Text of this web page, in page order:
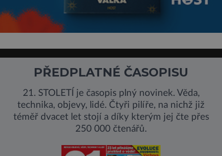
PŘEDPLATNÉ ČASOPISU
21. STOLETÍ je časopis plný novinek. Věda,
technika, objevy, lidé. Čtyři pilíře, na nichž již
téměř dvacet let stojí a díky kterým jej čte přes
250 000 čtenářů.